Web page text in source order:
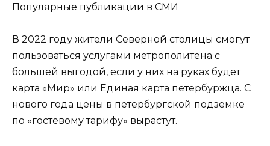
Популярные публикации в СМИ
В 2022 году жители Северной столицы смогут
пользоваться услугами метрополитена с
большей выгодой, если у них на руках будет
карта «Мир» или Единая карта петербуржца. С
нового года цены в петербургской подземке
по «гостевому тарифу» вырастут.